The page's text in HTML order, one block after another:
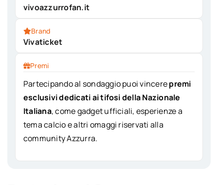
vivoazzurrofan.it
Brand
Vivaticket
Premi
Partecipando al sondaggio puoi vincerepremi
esclusivi dedicati ai tifosi della Nazionale
Italiana, come gadget ufficiali, esperienze a
tema calcio e altri omaggi riservati alla
community Azzurra.